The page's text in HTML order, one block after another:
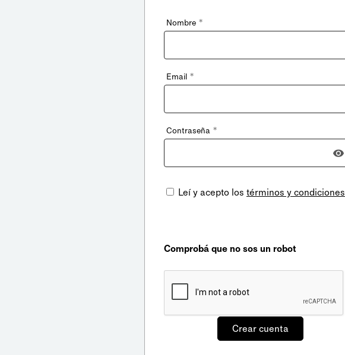
Nombre *
Email *
Contraseña *
Leí y acepto los términos y condiciones
Comprobá que no sos un robot